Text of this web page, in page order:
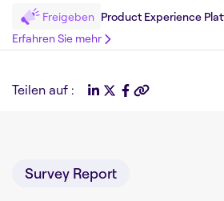
Freigeben Product Experience
Erfahren Sie mehr
Teilen auf :
Survey Report